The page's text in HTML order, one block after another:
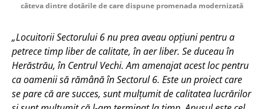
câteva dintre dotările de care dispune promenada modernizată
„Locuitorii Sectorului 6 nu prea aveau opțiuni pentru a
petrece timp liber de calitate, în aer liber. Se duceau în
Herăstrău, în Centrul Vechi. Am amenajat acest loc pentru
ca oamenii să rămână în Sectorul 6. Este un proiect care
se pare că are succes, sunt mulțumit de calitatea lucrărilor